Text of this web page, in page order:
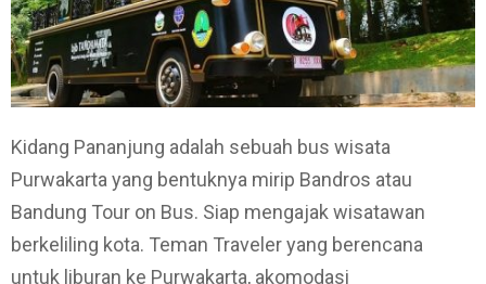
Kidang Pananjung adalah sebuah bus wisata
Purwakarta yang bentuknya mirip Bandros atau
Bandung Tour on Bus. Siap mengajak wisatawan
berkeliling kota. Teman Traveler yang berencana
untuk liburan ke Purwakarta, akomodasi